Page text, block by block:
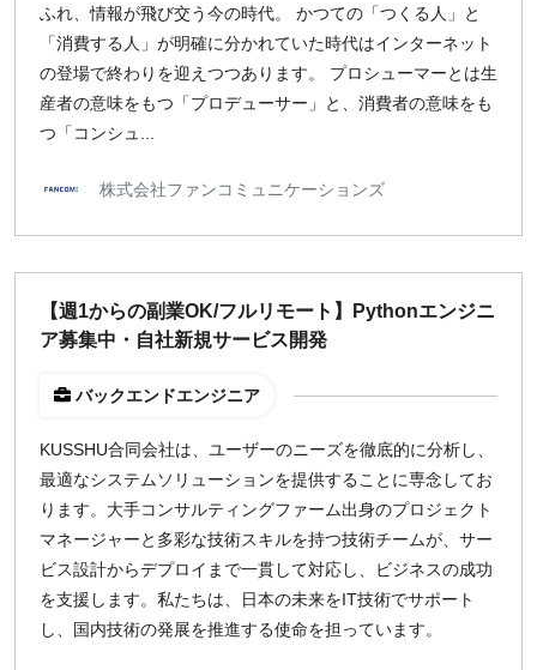
ふれ、情報が飛び交う今の時代。 かつての「つくる人」と
「消費する人」が明確に分かれていた時代はインターネット
の登場で終わりを迎えつつあります。 プロシューマーとは生
産者の意味をもつ「プロデューサー」と、消費者の意味をも
つ「コンシュ...
株式会社ファンコミュニケーションズ
【週1からの副業OK/フルリモート】Pythonエンジニ
ア募集中・自社新規サービス開発
バックエンドエンジニア
KUSSHU合同会社は、ユーザーのニーズを徹底的に分析し、
最適なシステムソリューションを提供することに専念してお
ります。大手コンサルティングファーム出身のプロジェクト
マネージャーと多彩な技術スキルを持つ技術チームが、サー
ビス設計からデプロイまで一貫して対応し、ビジネスの成功
を支援します。私たちは、日本の未来をIT技術でサポート
し、国内技術の発展を推進する使命を担っています。